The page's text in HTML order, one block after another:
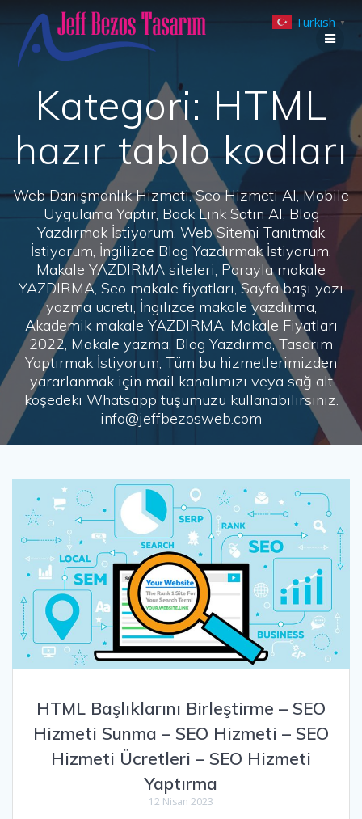
to
Kategori: HTML
hazır tablo kodları
Web Danışmanlık Hizmeti, Seo Hizmeti Al, Mobile
Uygulama Yaptır, Back Link Satın Al, Blog
Yazdırmak İstiyorum, Web Sitemi Tanıtmak
İstiyorum, İngilizce Blog Yazdırmak İstiyorum,
Makale YAZDIRMA siteleri, Parayla makale
YAZDIRMA, Seo makale fiyatları, Sayfa başı yazı
yazma ücreti, İngilizce makale yazdırma,
Akademik makale YAZDIRMA, Makale Fiyatları
2022, Makale yazma, Blog Yazdırma, Tasarım
Yaptırmak İstiyorum, Tüm bu hizmetlerimizden
yararlanmak için mail kanalımızı veya sağ alt
köşedeki Whatsapp tuşumuzu kullanabilirsiniz.
info@jeffbezosweb.com
HTML Başlıklarını Birleştirme – SEO
Hizmeti Sunma – SEO Hizmeti – SEO
Hizmeti Ücretleri – SEO Hizmeti
Yaptırma
12 Nisan 2023
Turkish ▼